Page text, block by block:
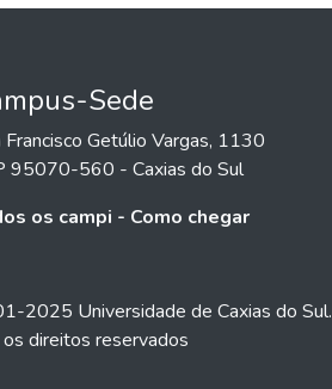
Sede
Francisco Getúlio Vargas, 1130
95070-560 - Caxias do Sul
os campi - Como chegar
2025 Universidade de Caxias do Sul.
direitos reservados